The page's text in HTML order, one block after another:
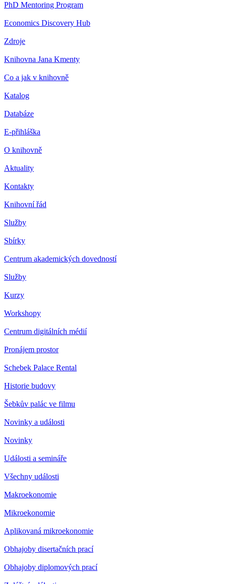
PhD Mentoring Program
Economics Discovery Hub
Zdroje
Knihovna Jana Kmenty
Co a jak v knihovně
Katalog
Databáze
E-přihláška
O knihovně
Aktuality
Kontakty
Knihovní řád
Služby
Sbírky
Centrum akademických dovedností
Služby
Kurzy
Workshopy
Centrum digitálních médií
Pronájem prostor
Schebek Palace Rental
Historie budovy
Šebkův palác ve filmu
Novinky a události
Novinky
Události a semináře
Všechny události
Makroekonomie
Mikroekonomie
Aplikovaná mikroekonomie
Obhajoby disertačních prací
Obhajoby diplomových prací